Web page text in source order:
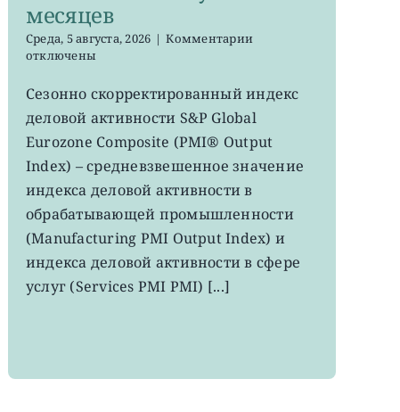
месяцев
Среда, 5 августа, 2026 | Комментариик
HEDJ:
рост
деловой
активности
в
зоне
до
максимума
8
месяцев
отключены
Сезонно скорректированный индекс
деловой активности S&P Global
Eurozone Composite (PMI® Output
Index) – средневзвешенное значение
индекса деловой активности в
обрабатывающей промышленности
(Manufacturing PMI Output Index) и
индекса деловой активности в сфере
услуг (Services PMI PMI) [...]